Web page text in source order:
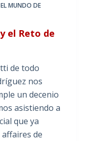
MUNDO DE
el Reto de
de todo
nos
un decenio
asistiendo a
que ya
de